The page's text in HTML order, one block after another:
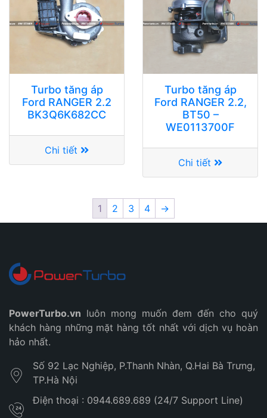
Turbo tăng áp
Ford RANGER 2.2
BK3Q6K682CC
Chi tiết
Turbo tăng áp
Ford RANGER 2.2,
BT50 –
WE0113700F
Chi tiết
1 2 3 4 →
PowerTurbo.vn luôn mong muốn đem đến cho quý
khách hàng những mặt hàng tốt nhất với dịch vụ hoàn
hảo nhất.
Số 92 Lạc Nghiệp, P.Thanh Nhàn, Q.Hai Bà Trưng,
TP.Hà Nội
Điện thoại : 0944.689.689 (24/7 Support Line)